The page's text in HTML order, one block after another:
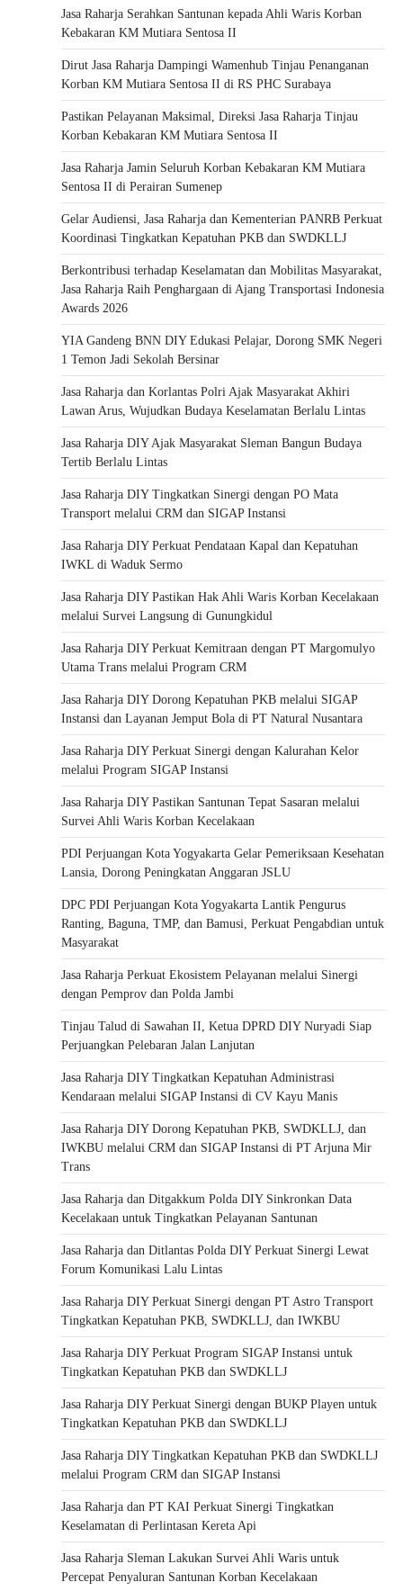
Jasa Raharja Serahkan Santunan kepada Ahli Waris Korban
Kebakaran KM Mutiara Sentosa II
Dirut Jasa Raharja Dampingi Wamenhub Tinjau Penanganan
Korban KM Mutiara Sentosa II di RS PHC Surabaya
Pastikan Pelayanan Maksimal, Direksi Jasa Raharja Tinjau
Korban Kebakaran KM Mutiara Sentosa II
Jasa Raharja Jamin Seluruh Korban Kebakaran KM Mutiara
Sentosa II di Perairan Sumenep
Gelar Audiensi, Jasa Raharja dan Kementerian PANRB Perkuat
Koordinasi Tingkatkan Kepatuhan PKB dan SWDKLLJ
Berkontribusi terhadap Keselamatan dan Mobilitas Masyarakat,
Jasa Raharja Raih Penghargaan di Ajang Transportasi Indonesia
Awards 2026
YIA Gandeng BNN DIY Edukasi Pelajar, Dorong SMK Negeri
1 Temon Jadi Sekolah Bersinar
Jasa Raharja dan Korlantas Polri Ajak Masyarakat Akhiri
Lawan Arus, Wujudkan Budaya Keselamatan Berlalu Lintas
Jasa Raharja DIY Ajak Masyarakat Sleman Bangun Budaya
Tertib Berlalu Lintas
Jasa Raharja DIY Tingkatkan Sinergi dengan PO Mata
Transport melalui CRM dan SIGAP Instansi
Jasa Raharja DIY Perkuat Pendataan Kapal dan Kepatuhan
IWKL di Waduk Sermo
Jasa Raharja DIY Pastikan Hak Ahli Waris Korban Kecelakaan
melalui Survei Langsung di Gunungkidul
Jasa Raharja DIY Perkuat Kemitraan dengan PT Margomulyo
Utama Trans melalui Program CRM
Jasa Raharja DIY Dorong Kepatuhan PKB melalui SIGAP
Instansi dan Layanan Jemput Bola di PT Natural Nusantara
Jasa Raharja DIY Perkuat Sinergi dengan Kalurahan Kelor
melalui Program SIGAP Instansi
Jasa Raharja DIY Pastikan Santunan Tepat Sasaran melalui
Survei Ahli Waris Korban Kecelakaan
PDI Perjuangan Kota Yogyakarta Gelar Pemeriksaan Kesehatan
Lansia, Dorong Peningkatan Anggaran JSLU
DPC PDI Perjuangan Kota Yogyakarta Lantik Pengurus
Ranting, Baguna, TMP, dan Bamusi, Perkuat Pengabdian untuk
Masyarakat
Jasa Raharja Perkuat Ekosistem Pelayanan melalui Sinergi
dengan Pemprov dan Polda Jambi
Tinjau Talud di Sawahan II, Ketua DPRD DIY Nuryadi Siap
Perjuangkan Pelebaran Jalan Lanjutan
Jasa Raharja DIY Tingkatkan Kepatuhan Administrasi
Kendaraan melalui SIGAP Instansi di CV Kayu Manis
Jasa Raharja DIY Dorong Kepatuhan PKB, SWDKLLJ, dan
IWKBU melalui CRM dan SIGAP Instansi di PT Arjuna Mir
Trans
Jasa Raharja dan Ditgakkum Polda DIY Sinkronkan Data
Kecelakaan untuk Tingkatkan Pelayanan Santunan
Jasa Raharja dan Ditlantas Polda DIY Perkuat Sinergi Lewat
Forum Komunikasi Lalu Lintas
Jasa Raharja DIY Perkuat Sinergi dengan PT Astro Transport
Tingkatkan Kepatuhan PKB, SWDKLLJ, dan IWKBU
Jasa Raharja DIY Perkuat Program SIGAP Instansi untuk
Tingkatkan Kepatuhan PKB dan SWDKLLJ
Jasa Raharja DIY Perkuat Sinergi dengan BUKP Playen untuk
Tingkatkan Kepatuhan PKB dan SWDKLLJ
Jasa Raharja DIY Tingkatkan Kepatuhan PKB dan SWDKLLJ
melalui Program CRM dan SIGAP Instansi
Jasa Raharja dan PT KAI Perkuat Sinergi Tingkatkan
Keselamatan di Perlintasan Kereta Api
Jasa Raharja Sleman Lakukan Survei Ahli Waris untuk
Percepat Penyaluran Santunan Korban Kecelakaan